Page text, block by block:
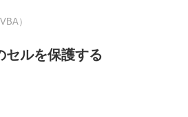
）
セルを保護する